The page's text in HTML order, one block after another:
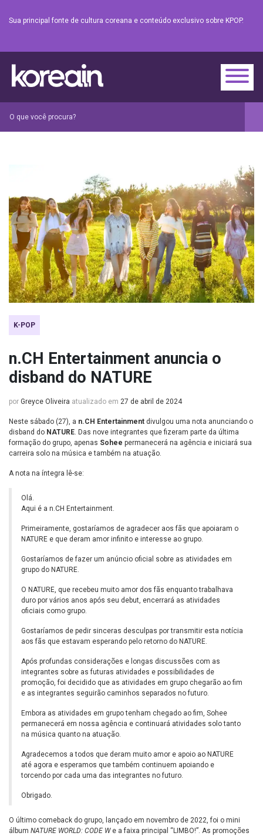
Sua principal fonte de cultura coreana e conteúdo exclusivo sobre KPOP.
K-POP
n.CH Entertainment anuncia o
disband do NATURE
por Greyce Oliveira atualizado em 27 de abril de 2024
Neste sábado (27), a n.CH Entertainment divulgou uma nota anunciando o
disband do NATURE. Das nove integrantes que fizeram parte da última
formação do grupo, apenas Sohee permanecerá na agência e iniciará sua
carreira solo na música e também na atuação.
A nota na íntegra lê-se:
Olá.
Aqui é a n.CH Entertainment.
Primeiramente, gostaríamos de agradecer aos fãs que apoiaram o
NATURE e que deram amor infinito e interesse ao grupo.
Gostaríamos de fazer um anúncio oficial sobre as atividades em
grupo do NATURE.
O NATURE, que recebeu muito amor dos fãs enquanto trabalhava
duro por vários anos após seu debut, encerrará as atividades
oficiais como grupo.
Gostaríamos de pedir sinceras desculpas por transmitir esta notícia
aos fãs que estavam esperando pelo retorno do NATURE.
Após profundas considerações e longas discussões com as
integrantes sobre as futuras atividades e possibilidades de
promoção, foi decidido que as atividades em grupo chegarão ao fim
e as integrantes seguirão caminhos separados no futuro.
Embora as atividades em grupo tenham chegado ao fim, Sohee
permanecerá em nossa agência e continuará atividades solo tanto
na música quanto na atuação.
Agradecemos a todos que deram muito amor e apoio ao NATURE
até agora e esperamos que também continuem apoiando e
torcendo por cada uma das integrantes no futuro.
Obrigado.
O último comeback do grupo, lançado em novembro de 2022, foi o mini
álbum NATURE WORLD: CODE We a faixa principal “LIMBO!”. As promoções